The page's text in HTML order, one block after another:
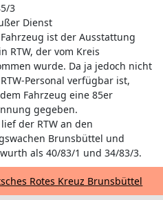
3
Dienst
Fahrzeug ist der Ausstattung
RTW, der vom Kreis
wurde. Da ja jedoch nicht
Personal verfügbar ist,
Fahrzeug eine 85er
gegeben.
der RTW an den
Brunsbüttel und
als 40/83/1 und 34/83/3.
Rotes Kreuz Brunsbüttel